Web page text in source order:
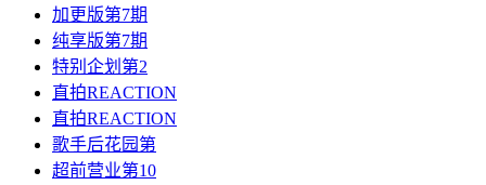
加更版第7期
纯享版第7期
特别企划第2
直拍REACTION
直拍REACTION
歌手后花园第
超前营业第10